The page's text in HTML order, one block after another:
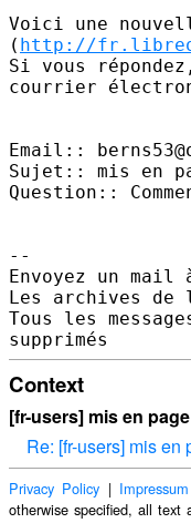
Voici une
( http://
Si vous
courrier
Email::
Sujet:: mis en
Question::
--
Envoyez un
Les archives
Tous les
Context
[fr-users] mis en
Re: [fr-users] mis en
Privacy Policy |
otherwise specified, all text